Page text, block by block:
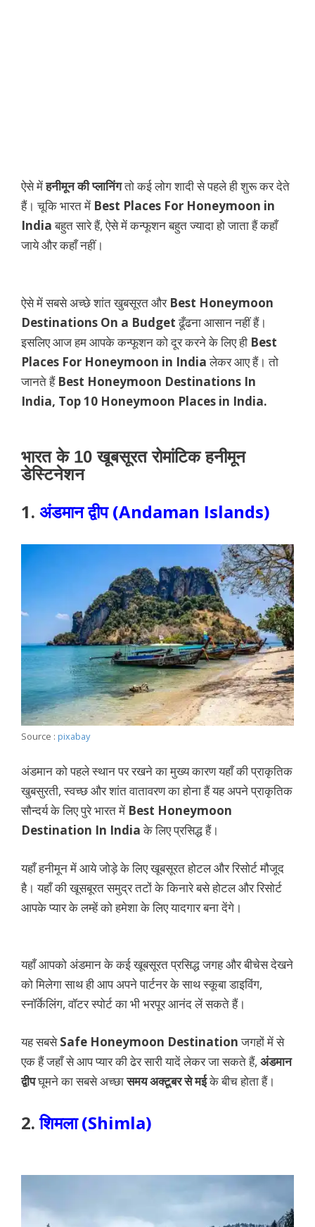
ऐसे मेंहनीमून की प्लानिंगतो कई लोग शादी से पहले ही शुरू कर देते
हैं। चूकि भारत में Best Places For Honeymoon in
Indiaबहुत सारे हैं, ऐसे में कन्फूशन बहुत ज्यादा हो जाता हैं कहाँ
जाये और कहाँ नहीं।
ऐसे में सबसे अच्छे शांत खुबसूरत और Best Honeymoon
Destinations On a Budgetढूँढना आसान नहीं हैं।
इसलिए आज हम आपके कन्फूशन को दूर करने के लिए ही Best
Places For Honeymoon in Indiaलेकर आए हैं। तो
जानते हैं Best Honeymoon Destinations In
India, Top 10 Honeymoon Places in India.
भारत के 10 खूबसूरत रोमांटिक हनीमून
डेस्टिनेशन
1. अंडमान द्वीप (Andaman Islands)
Source : pixabay
अंडमान को पहले स्थान पर रखने का मुख्य कारण यहाँ की प्राकृतिक
खुबसुरती, स्वच्छ और शांत वातावरण का होना हैं यह अपने प्राकृतिक
सौन्दर्य के लिए पुरे भारत में Best Honeymoon
Destination In Indiaके लिएप्रसिद्ध हैं।
यहाँ हनीमून में आये जोड़े के लिए खूबसूरत होटल और रिसोर्ट मौजूद
है। यहाँ की खूसबूरत समुद्र तटों के किनारे बसे होटल और रिसोर्ट
आपके प्यार के लम्हें को हमेशा के लिए यादगार बना देंगे।
यहाँ आपको अंडमान के कई खूबसूरत प्रसिद्ध जगह और बीचेस देखने
को मिलेगा साथ ही आप अपने पार्टनर के साथ स्कूबा डाइविंग,
स्नॉर्केलिंग, वॉटर स्पोर्ट का भी भरपूर आनंद लें सकते हैं।
यह सबसेSafe Honeymoon Destinationजगहों में से
एक हैं जहाँ से आप प्यार की ढेर सारी यादें लेकर जा सकते हैं, अंडमान
द्वीपघूमने का सबसे अच्छासमय अक्टूबर से मईके बीच होता हैं।
2.शिमला (Shimla)